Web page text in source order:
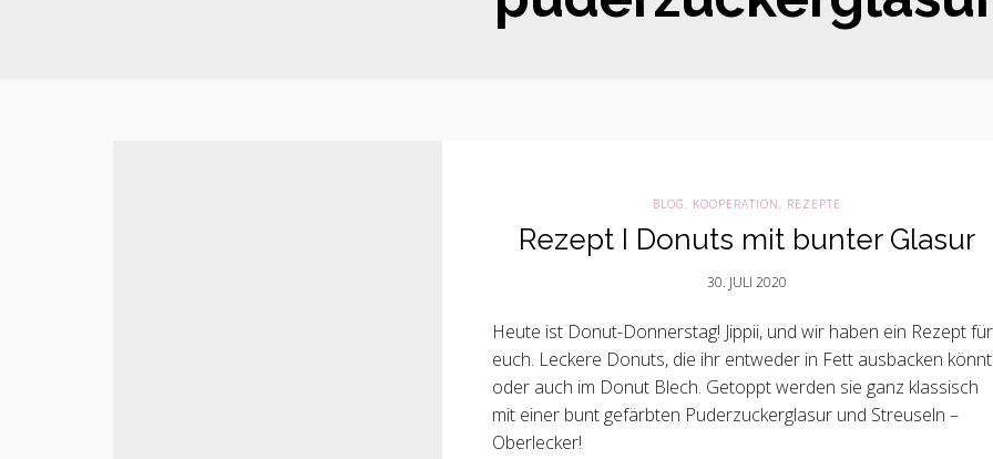
BLOG, KOOPERATION, REZEPTE
Rezept I Donuts mit bunter Glasur
30. JULI 2020
Heute ist Donut-Donnerstag! Jippii, und wir haben ein Rezept für
euch. Leckere Donuts, die ihr entweder in Fett ausbacken könnt
oder auch im Donut Blech. Getoppt werden sie ganz klassisch
mit einer bunt gefärbten Puderzuckerglasur und Streuseln –
Oberlecker!